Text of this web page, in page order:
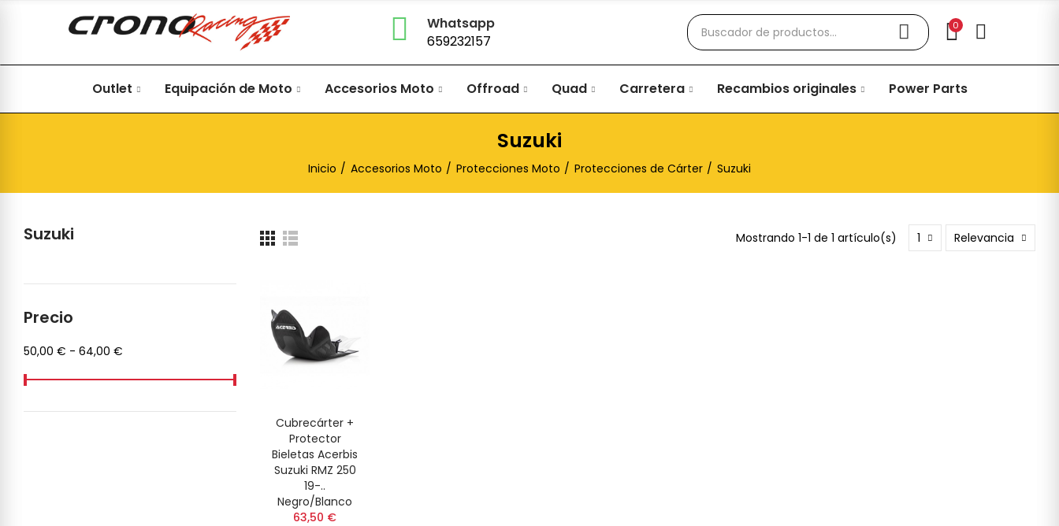
Whatsapp
659232157
0
Outlet Equipación de Moto Accesorios Moto Offroad Quad Carretera Recambios originales Power Parts
Suzuki
Inicio Accesorios Moto Protecciones Moto Protecciones de Cárter Suzuki
Mostrando 1-1 de 1 artículo(s) 1 Relevancia
Cubrecárter +
Protector
Bieletas Acerbis
Suzuki RMZ 250
19-..
Negro/Blanco
63,50 €
Suzuki
Precio
50,00 € - 64,00 €